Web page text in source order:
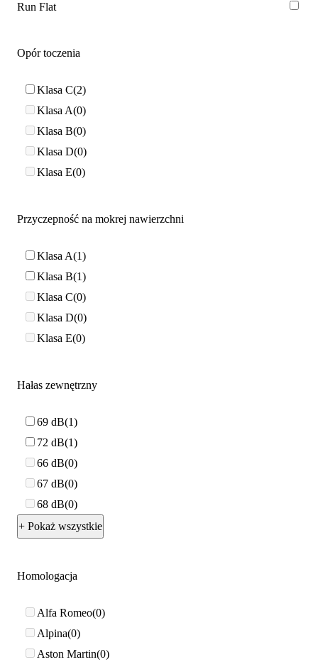
Run Flat
Opór toczenia
Klasa C 2
Klasa A 0
Klasa B 0
Klasa D 0
Klasa E 0
Przyczepność na mokrej nawierzchni
Klasa A 1
Klasa B 1
Klasa C 0
Klasa D 0
Klasa E 0
Hałas zewnętrzny
69 dB 1
72 dB 1
66 dB 0
67 dB 0
68 dB 0
+ Pokaż wszystkie
Homologacja
Alfa Romeo 0
Alpina 0
Aston Martin 0